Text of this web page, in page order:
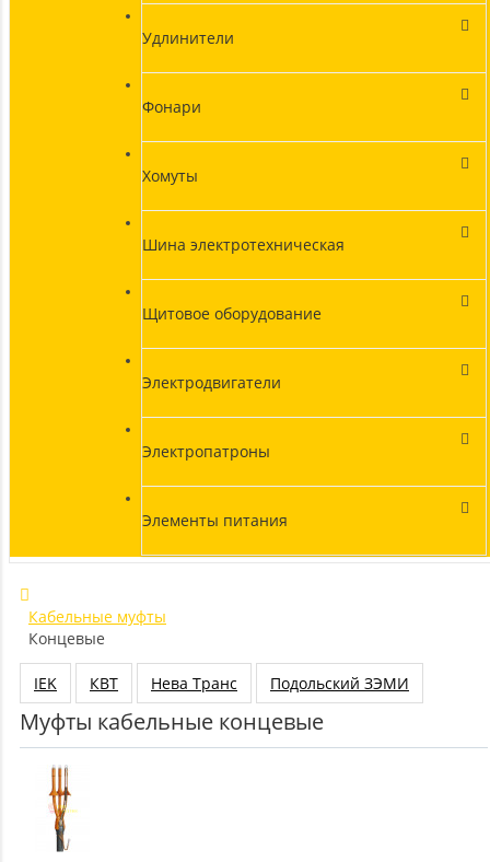
Удлинители
Фонари
Хомуты
Шина электротехническая
Щитовое оборудование
Электродвигатели
Электропатроны
Элементы питания
Кабельные муфты
Концевые
IEK КВТ Нева Транс Подольский ЗЭМИ
Муфты кабельные концевые